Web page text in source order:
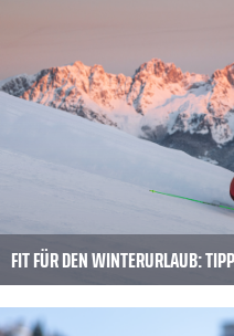
FIT FÜR DEN WINTERURLAUB: